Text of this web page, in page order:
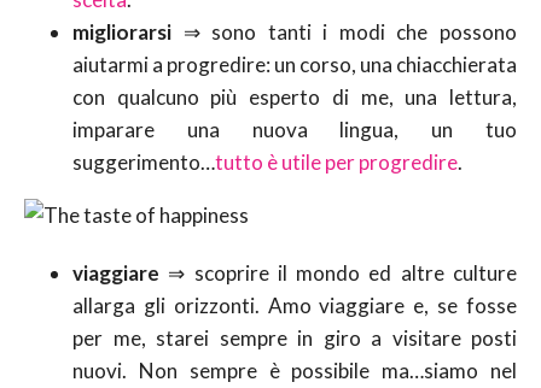
migliorarsi ⇒ sono tanti i modi che possono
aiutarmi a progredire: un corso, una chiacchierata
con qualcuno più esperto di me, una lettura,
imparare una nuova lingua, un tuo
suggerimento…tutto è utile per progredire.
viaggiare ⇒ scoprire il mondo ed altre culture
allarga gli orizzonti. Amo viaggiare e, se fosse
per me, starei sempre in giro a visitare posti
nuovi. Non sempre è possibile ma…siamo nel